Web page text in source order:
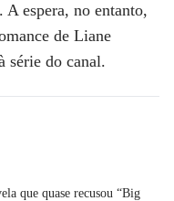
. A espera, no entanto,
de Liane
série do canal.
que quase recusou “Big